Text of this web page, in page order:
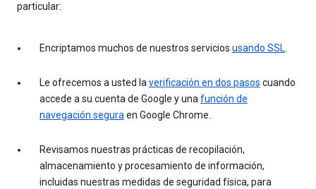
particular:
Encriptamos muchos de nuestros servicios usando SSL.
Le ofrecemos a usted laverificación en dos pasos cuando
accede a su cuenta de Google y unafunción de
navegación seguraen Google Chrome.
Revisamos nuestras prácticas de recopilación,
almacenamiento y procesamiento de información,
incluidas nuestras medidas de seguridad física, para